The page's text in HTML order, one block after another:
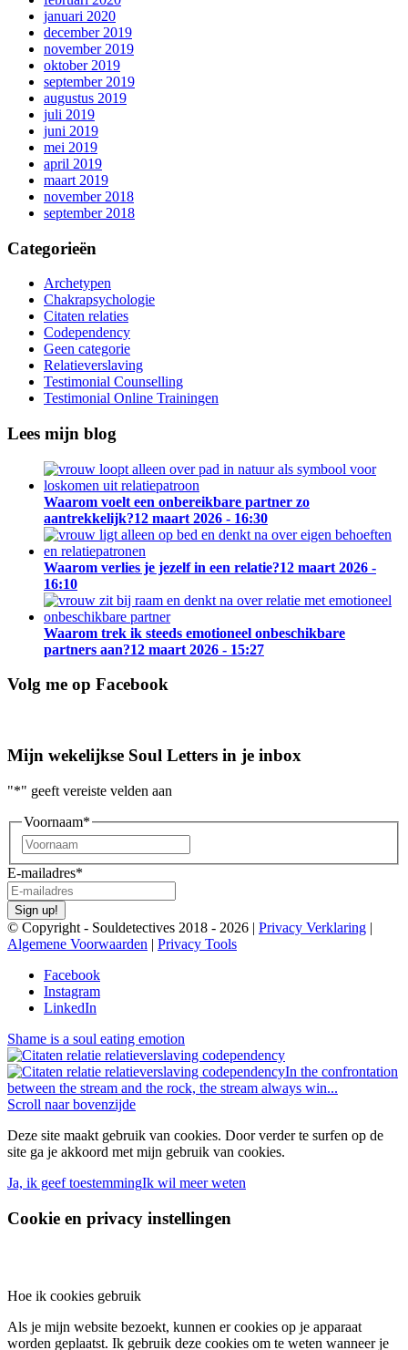
januari 2020
december 2019
november 2019
oktober 2019
september 2019
augustus 2019
juli 2019
juni 2019
mei 2019
april 2019
maart 2019
november 2018
september 2018
Categorieën
Archetypen
Chakrapsychologie
Citaten relaties
Codependency
Geen categorie
Relatieverslaving
Testimonial Counselling
Testimonial Online Trainingen
Lees mijn blog
Waarom voelt een onbereikbare partner zo
aantrekkelijk?12 maart 2026 - 16:30
Waarom verlies je jezelf in een relatie?12 maart 2026 -
16:10
Waarom trek ik steeds emotioneel onbeschikbare
partners aan?12 maart 2026 - 15:27
Volg me op Facebook
Mijn wekelijkse Soul Letters in je inbox
"*" geeft vereiste velden aan
Voornaam*
E-mailadres*
Sign up!
© Copyright - Souldetectives 2018 - 2026 | Privacy Verklaring |
Algemene Voorwaarden | Privacy Tools
Facebook
Instagram
LinkedIn
Shame is a soul eating emotion
In the confrontation
between the stream and the rock, the stream always win...
Scroll naar bovenzijde
Deze site maakt gebruik van cookies. Door verder te surfen op de
site ga je akkoord met mijn gebruik van cookies.
Ja, ik geef toestemmingIk wil meer weten
Cookie en privacy instellingen
Hoe ik cookies gebruik
Als je mijn website bezoekt, kunnen er cookies op je apparaat
worden geplaatst. Ik gebruik deze cookies om te weten wanneer je